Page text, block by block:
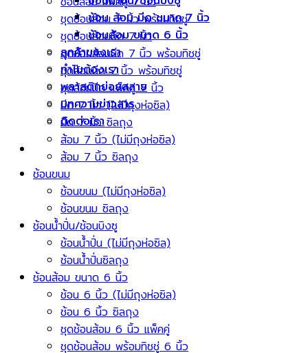
ช้อน ส้อม มีด ขนาด 7 นิ้ว
ช้อนส้อม ขนาด 6 นิ้ว
ลูกค้าของเรา
ทำไมต้องเรา
พลาสติกย่อยสลาย
บทความข่าวสาร
ติดต่อเรา
ชุดช้อนส้อม 7 นิ้ว พร้อมทิชชู่
ชุดช้อนส้อมมีด 7 นิ้ว
ชุดช้อนส้อมมีด 7 นิ้ว พร้อมทิชชู่
ชุดส้อมมีด 7 นิ้ว พร้อมทิชชู่
ชุดส้อมมีด แพ็คคู่ 7 นิ้ว
มีด 7 นิ้ว (ไม่มีถุงห่อซิล)
มีด 7 นิ้ว ซิลถุง
ส้อม 7 นิ้ว (ไม่มีถุงห่อซิล)
ส้อม 7 นิ้ว ซิลถุง
ช้อนขนม
ช้อนขนม (ไม่มีถุงห่อซิล)
ช้อนขนม ซิลถุง
ช้อนน้ำปั่น/ช้อนบิงซู
ช้อนน้ำปั่น (ไม่มีถุงห่อซิล)
ช้อนน้ำปั่นซิลถุง
ช้อนส้อม ขนาด 6 นิ้ว
ช้อน 6 นิ้ว (ไม่มีถุงห่อซิล)
ช้อน 6 นิ้ว ซิลถุง
ชุดช้อนส้อม 6 นิ้ว แพ็คคู่
ชุดช้อนส้อม พร้อมทิชชู่ 6 นิ้ว